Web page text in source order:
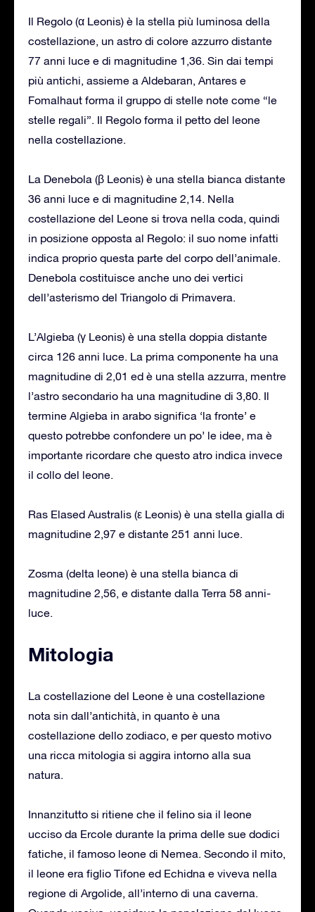
Il Regolo (α Leonis) è la stella più luminosa della
costellazione, un astro di colore azzurro distante
77 anni luce e di magnitudine 1,36. Sin dai tempi
più antichi, assieme a Aldebaran, Antares e
Fomalhaut forma il gruppo di stelle note come “le
stelle regali”. Il Regolo forma il petto del leone
nella costellazione.
La Denebola (β Leonis) è una stella bianca distante
36 anni luce e di magnitudine 2,14. Nella
costellazione del Leone si trova nella coda, quindi
in posizione opposta al Regolo: il suo nome infatti
indica proprio questa parte del corpo dell’animale.
Denebola costituisce anche uno dei vertici
dell’asterismo del Triangolo di Primavera.
L’Algieba (γ Leonis) è una stella doppia distante
circa 126 anni luce. La prima componente ha una
magnitudine di 2,01 ed è una stella azzurra, mentre
l’astro secondario ha una magnitudine di 3,80. Il
termine Algieba in arabo significa ‘la fronte’ e
questo potrebbe confondere un po’ le idee, ma è
importante ricordare che questo atro indica invece
il collo del leone.
Ras Elased Australis (ε Leonis) è una stella gialla di
magnitudine 2,97 e distante 251 anni luce.
Zosma (delta leone) è una stella bianca di
magnitudine 2,56, e distante dalla Terra 58 anni-
luce.
Mitologia
La costellazione del Leone è una costellazione
nota sin dall’antichità, in quanto è una
costellazione dello zodiaco, e per questo motivo
una ricca mitologia si aggira intorno alla sua
natura.
Innanzitutto si ritiene che il felino sia il leone
ucciso da Ercole durante la prima delle sue dodici
fatiche, il famoso leone di Nemea. Secondo il mito,
il leone era figlio Tifone ed Echidna e viveva nella
regione di Argolide, all’interno di una caverna.